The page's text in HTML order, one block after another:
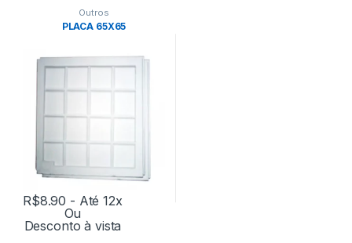
Outros
PLACA 65X65
R$8.90 - Até 12x
Ou
Desconto à vista